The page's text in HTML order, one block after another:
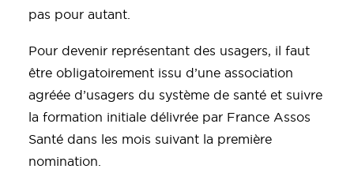
pas pour autant.
Pour devenir représentant des usagers, il faut
être obligatoirement issu d’une association
agréée d’usagers du système de santé et suivre
la formation initiale délivrée par France Assos
Santé dans les mois suivant la première
nomination.